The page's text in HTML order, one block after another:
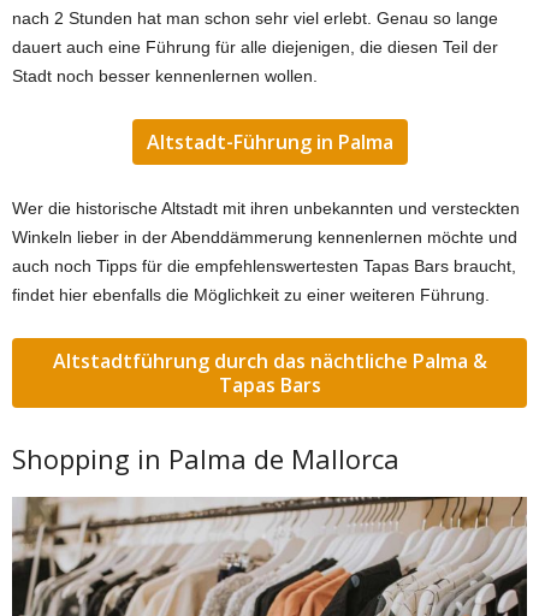
nach 2 Stunden hat man schon sehr viel erlebt. Genau so lange
dauert auch eine Führung für alle diejenigen, die diesen Teil der
Stadt noch besser kennenlernen wollen.
Altstadt-Führung in Palma
Wer die historische Altstadt mit ihren unbekannten und versteckten
Winkeln lieber in der Abenddämmerung kennenlernen möchte und
auch noch Tipps für die empfehlenswertesten Tapas Bars braucht,
findet hier ebenfalls die Möglichkeit zu einer weiteren Führung.
Altstadtführung durch das nächtliche Palma &
Tapas Bars
Shopping in Palma de Mallorca